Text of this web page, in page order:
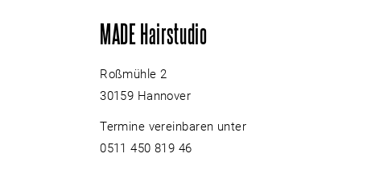
MADE Hairstudio
Roßmühle 2
30159 Hannover
Termine vereinbaren unter
0511 450 819 46